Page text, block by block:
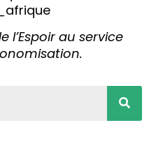
l’Espoir au service